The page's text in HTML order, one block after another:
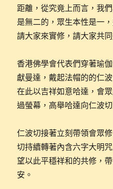
距離，從究竟上而言，我
是無二的，眾生本性是一
請大家來實修，請大家共同
香港佛學會代表們穿著瑜
獻曼達，戴起法帽的的仁
在此以吉祥如意哈達，會
過螢幕，高舉哈達向仁波切
仁波切接著立刻帶領會眾
切持續轉著內含六字大明
望以此平穩祥和的共修，
安。